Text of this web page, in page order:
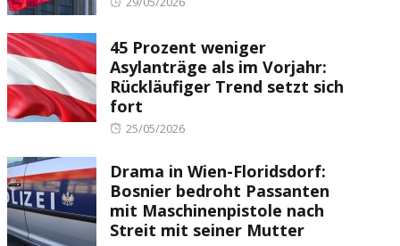
45 Prozent weniger
Asylanträge als im Vorjahr:
Rückläufiger Trend setzt sich
fort
Posted
25/05/2026
Drama in Wien-Floridsdorf:
Bosnier bedroht Passanten
mit Maschinenpistole nach
Streit mit seiner Mutter